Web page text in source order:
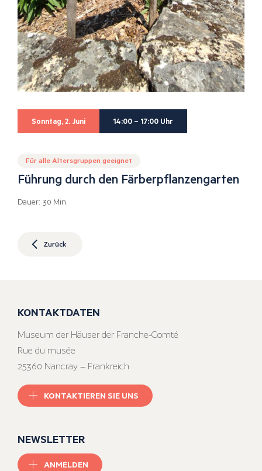
Sonntag, 2. Juni 14:00 – 17:00 Uhr
Für alle Altersgruppen geeignet
Führung durch den Färberpflanzengarten
Dauer: 30 Min.
Zurück
KONTAKTDATEN
Museum der Häuser der Franche-Comté
Rue du musée
25360 Nancray – Frankreich
KONTAKTIEREN SIE UNS
NEWSLETTER
ANMELDEN